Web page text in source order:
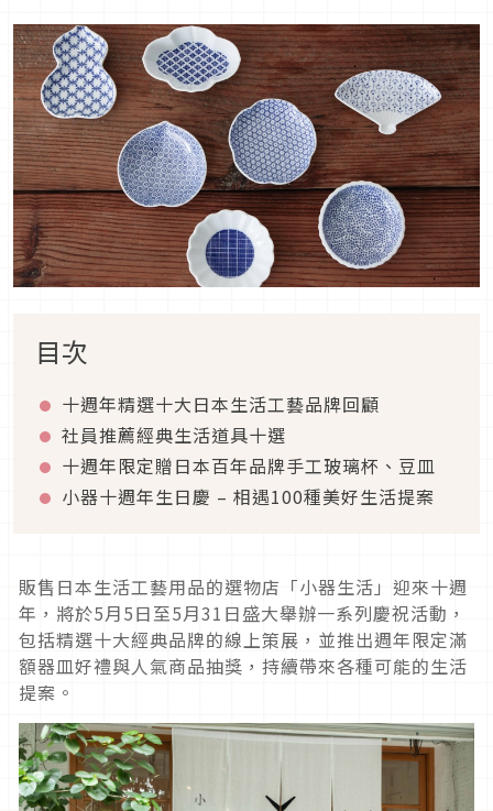
目次
十週年精選十大日本生活工藝品牌回顧
社員推薦經典生活道具十選
十週年限定贈日本百年品牌手工玻璃杯、豆皿
小器十週年生日慶 – 相遇100種美好生活提案
販售日本生活工藝用品的選物店「小器生活」迎來十週
年，將於5月5日至5月31日盛大舉辦一系列慶祝活動，
包括精選十大經典品牌的線上策展，並推出週年限定滿
額器皿好禮與人氣商品抽獎，持續帶來各種可能的生活
提案。